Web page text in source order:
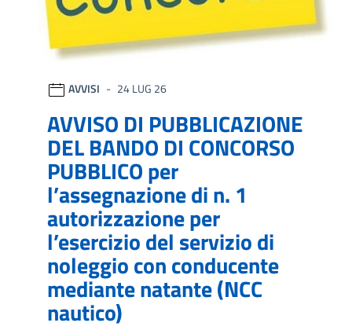
AVVISI 24 LUG 26
AVVISO DI PUBBLICAZIONE
DEL BANDO DI CONCORSO
PUBBLICO per
l’assegnazione di n. 1
autorizzazione per
l’esercizio del servizio di
noleggio con conducente
mediante natante (NCC
nautico)